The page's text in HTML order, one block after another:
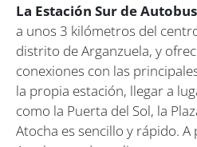
La Estación Sur de
a unos 3 kilómetros del
distrito de Arganzuela, y
conexiones con las
la propia estación, llegar a
como la Puerta del Sol, la
Atocha es sencillo y rápido.